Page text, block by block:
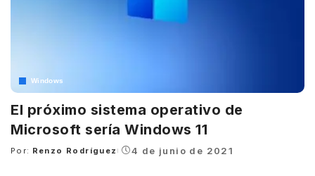
Windows
El próximo sistema operativo de
Microsoft sería Windows 11
Posted
Por: Renzo Rodríguez 4 de junio de 2021